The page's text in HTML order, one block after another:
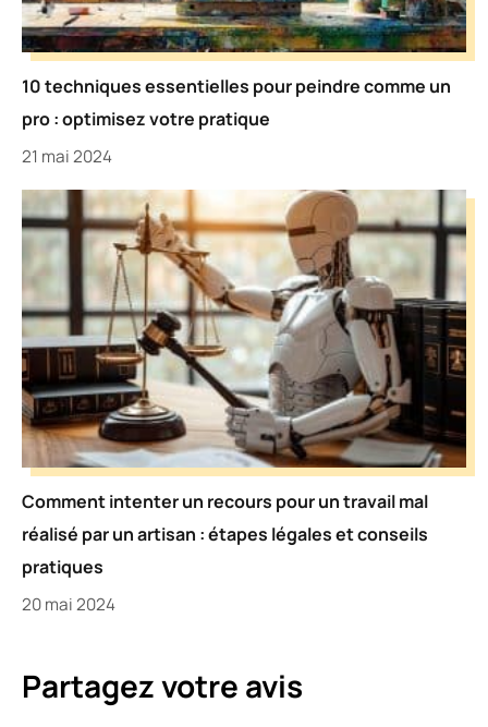
10 techniques essentielles pour peindre comme un
pro : optimisez votre pratique
21 mai 2024
Comment intenter un recours pour un travail mal
réalisé par un artisan : étapes légales et conseils
pratiques
20 mai 2024
Partagez votre avis